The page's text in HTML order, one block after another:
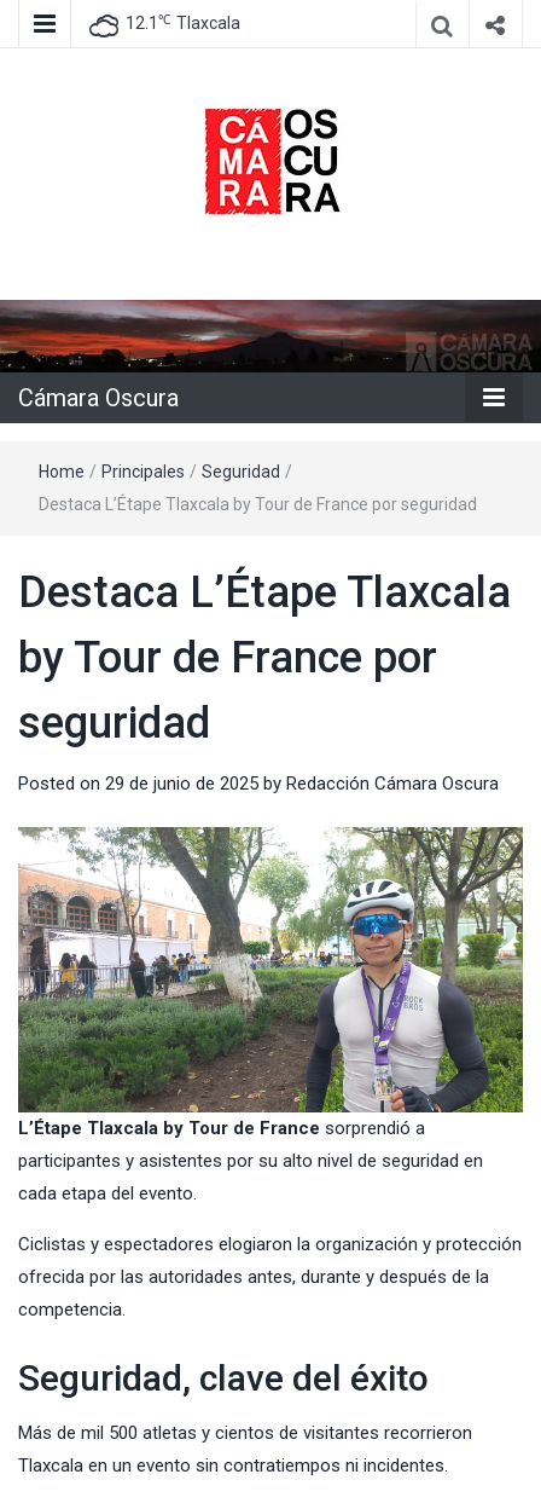
12.1 ℃ Tlaxcala
Cámara
Oscura
Cámara Oscura
Home / Principales / Seguridad /
Destaca L’Étape Tlaxcala by Tour de France por seguridad
Destaca L’Étape Tlaxcala
by Tour de France por
seguridad
Posted on 29 de junio de 2025 by Redacción Cámara Oscura
L’Étape Tlaxcala by Tour de France sorprendió a
participantes y asistentes por su alto nivel de seguridad en
cada etapa del evento.
Ciclistas y espectadores elogiaron la organización y protección
ofrecida por las autoridades antes, durante y después de la
competencia.
Seguridad, clave del éxito
Más de mil 500 atletas y cientos de visitantes recorrieron
Tlaxcala en un evento sin contratiempos ni incidentes.